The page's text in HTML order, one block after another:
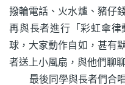
撥輪電話、火水爐、豬仔
再與長者進行「彩虹傘
球，大家動作自如，甚有
者送上小風扇，與他們聊
最後同學與長者們合唱